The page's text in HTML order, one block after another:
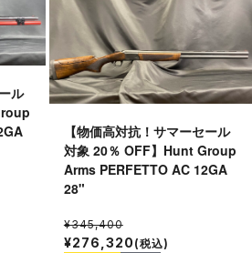
ル
【物価高対抗！サマーセール
対象 20％ OFF】Hunt Group
Arms PERFETTO AC 12GA
28"
¥345,400
¥276,320 (税込)